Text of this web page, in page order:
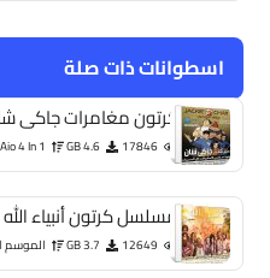
اسطوانات ذات صلة
كرتون مغامرات جاكى
17846
4.6 GB
Aio 4 In 1
مسلسل كرتون أنبياء الله
12649
3.7 GB الموسم